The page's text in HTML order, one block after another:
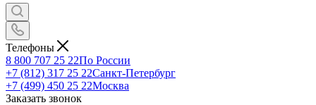
Телефоны
8 800 707 25 22По России
+7 (812) 317 25 22Санкт-Петербург
+7 (499) 450 25 22Москва
Заказать звонок